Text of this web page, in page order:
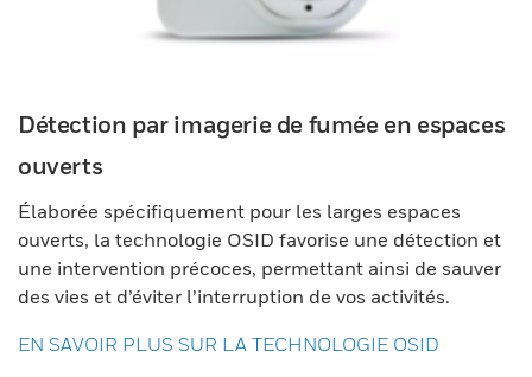
Détection par imagerie de fumée en espaces
ouverts
Élaborée spécifiquement pour les larges espaces
ouverts, la technologie OSID favorise une détection et
une intervention précoces, permettant ainsi de sauver
des vies et d’éviter l’interruption de vos activités.
EN SAVOIR PLUS SUR LA TECHNOLOGIE OSID